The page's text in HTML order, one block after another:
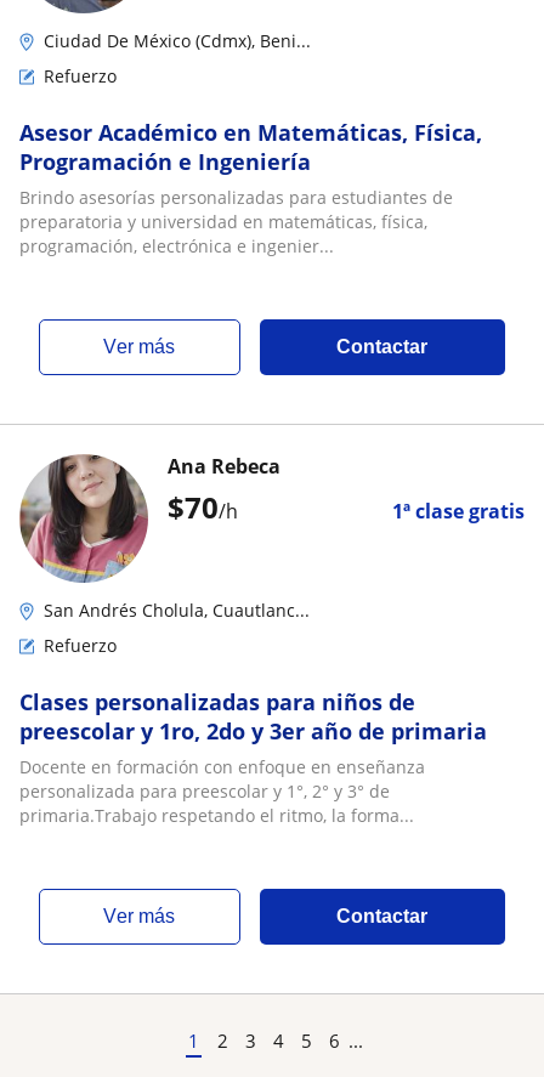
Ciudad De México (Cdmx), Beni...
Refuerzo
Asesor Académico en Matemáticas, Física,
Programación e Ingeniería
Brindo asesorías personalizadas para estudiantes de
preparatoria y universidad en matemáticas, física,
programación, electrónica e ingenier...
ver más Contactar
$70/h 1ª clase gratis
Ana Rebeca
San Andrés Cholula, Cuautlanc...
Refuerzo
Clases personalizadas para niños de
preescolar y 1ro, 2do y 3er año de primaria
Docente en formación con enfoque en enseñanza
personalizada para preescolar y 1°, 2° y 3° de
primaria.Trabajo respetando el ritmo, la forma...
ver más Contactar
1 2 3 4 5 6 ...